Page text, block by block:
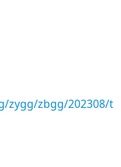
zygg/zbgg/202308/t